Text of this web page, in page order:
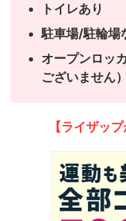
トイレあり
駐車場/駐輪場
オープンロッ
ございません）
【ライザッ